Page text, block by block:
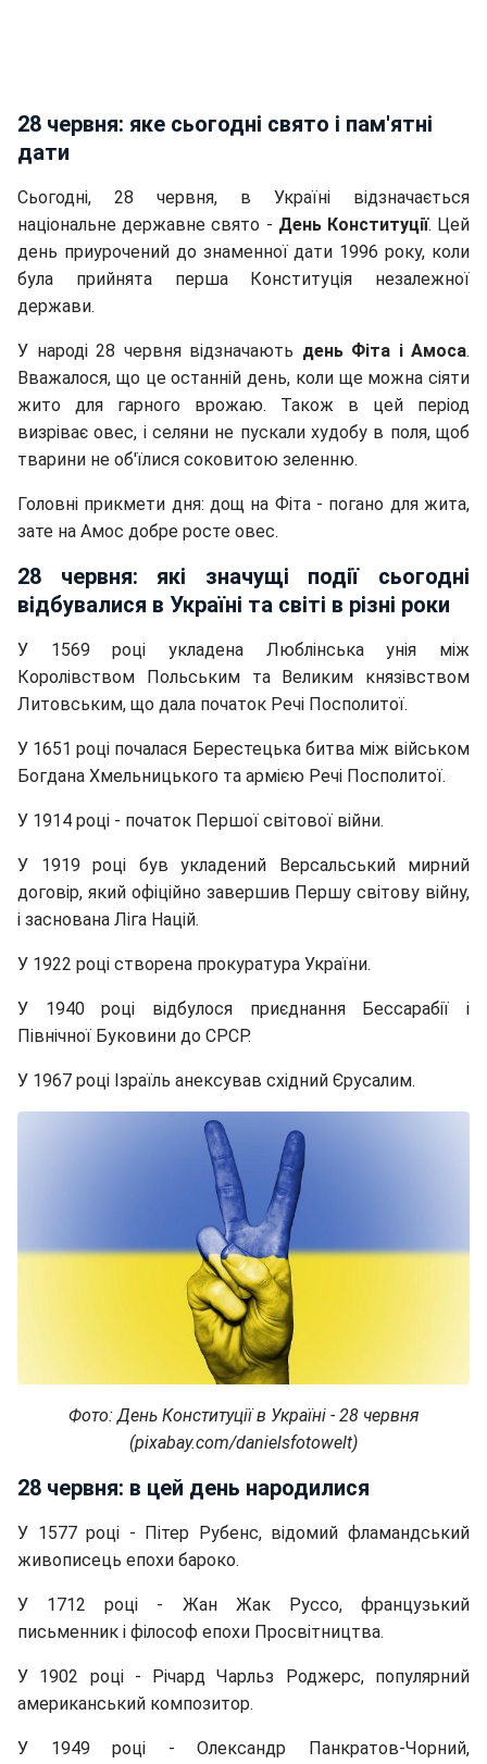
28 червня: яке сьогодні свято і пам'ятні
дати
Сьогодні, 28 червня, в Україні відзначається
національне державне свято - День Конституції. Цей
день приурочений до знаменної дати 1996 року, коли
була прийнята перша Конституція незалежної
держави.
У народі 28 червня відзначають день Фіта і Амоса.
Вважалося, що це останній день, коли ще можна сіяти
жито для гарного врожаю. Також в цей період
визріває овес, і селяни не пускали худобу в поля, щоб
тварини не об'їлися соковитою зеленню.
Головні прикмети дня: дощ на Фіта - погано для жита,
зате на Амос добре росте овес.
28 червня: які значущі події сьогодні
відбувалися в Україні та світі в різні роки
У 1569 році укладена Люблінська унія між
Королівством Польським та Великим князівством
Литовським, що дала початок Речі Посполитої.
У 1651 році почалася Берестецька битва між військом
Богдана Хмельницького та армією Речі Посполитої.
У 1914 році - початок Першої світової війни.
У 1919 році був укладений Версальський мирний
договір, який офіційно завершив Першу світову війну,
і заснована Ліга Націй.
У 1922 році створена прокуратура України.
У 1940 році відбулося приєднання Бессарабії і
Північної Буковини до СРСР.
У 1967 році Ізраїль анексував східний Єрусалим.
Фото: День Конституції в Україні - 28 червня
(pixabay.com/danielsfotowelt)
28 червня: в цей день народилися
У 1577 році - Пітер Рубенс, відомий фламандський
живописець епохи бароко.
У 1712 році - Жан Жак Руссо, французький
письменник і філософ епохи Просвітництва.
У 1902 році - Річард Чарльз Роджерс, популярний
американський композитор.
У 1949 році - Олександр Панкратов-Чорний,